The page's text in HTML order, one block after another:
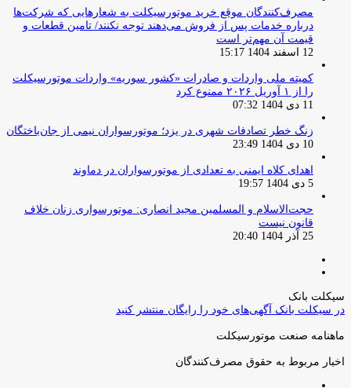
مصرف‌کنندگان موقع خرید موتورسیکلت به شعارهایی که شرکت‌ها
درباره خدمات پس از فروش می‌دهند توجه نکنند/ تامین قطعات و
قیمت آن مهم‌تر است
12 اسفند 1404 15:17
کمیته ملی واردات و صادرات «کشور سوریه» واردات موتورسیکلت
را از ۱ آوریل ۲۰۲۶ ممنوع کرد
11 دی 1404 07:32
زنگ خطر تصادفات شهری در یزد؛ موتورسواران نیمی از جان‌باختگان
10 دی 1404 23:49
اهدای کلاه ایمنی به تعدادی از موتورسواران در دماوند
5 دی 1404 19:57
حجت‌الاسلام و المسلمین مجید انصاری: موتورسواری زنان خلاف
قانون نیست
25 آذر 1404 20:40
سیکلت بانک
در سیکلت بانک آگهی‌های خود را رایگان منتشر کنید
ماهنامه صنعت موتورسیکلت
اخبار مربوط به حقوق مصرف‌کنندگان